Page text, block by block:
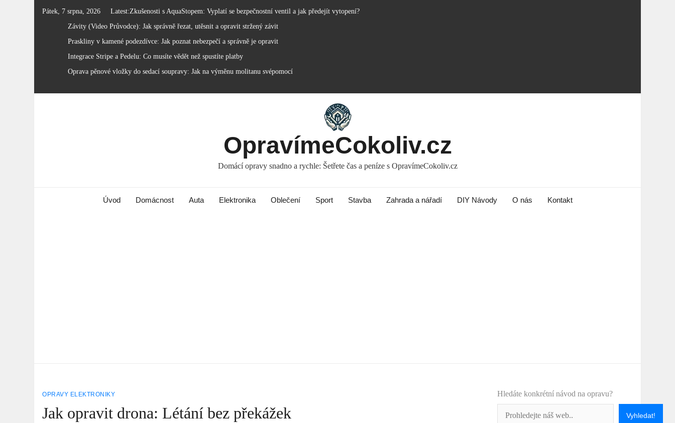
Pátek, 7 srpna, 2026 Latest:Zkušenosti s AquaStopem: Vyplatí se bezpečnostní ventil a jak předejít vytopení?
Závity (Video Průvodce): Jak správně řezat, utěsnit a opravit stržený závit
Praskliny v kamené podezdívce: Jak poznat nebezpečí a správně je opravit
Integrace Stripe a Pedelu: Co musíte vědět než spustíte platby
Oprava pěnové vložky do sedací soupravy: Jak na výměnu molitanu svépomocí
OpravímeCokoliv.cz
Domácí opravy snadno a rychle: Šetřete čas a peníze s OpravímeCokoliv.cz
Úvod Domácnost Auta Elektronika Oblečení Sport Stavba Zahrada a nářadí DIY Návody O nás Kontakt
OPRAVY ELEKTRONIKY
Jak opravit drona: Létání bez překážek
Hledáte konkrétní návod na opravu?
Vyhledat!